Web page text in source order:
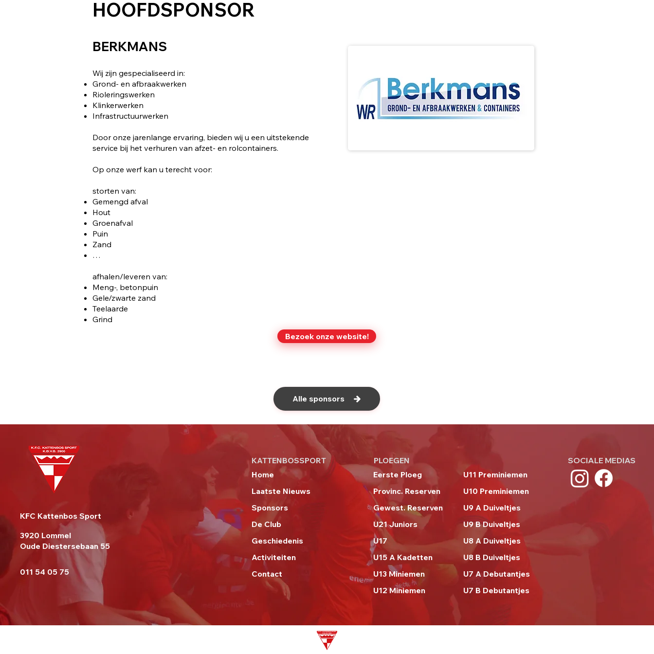
HOOFDSPONSOR
BERKMANS
Wij zijn gespecialiseerd in:
Grond- en afbraakwerken
Rioleringswerken
Klinkerwerken
Infrastructuurwerken
Door onze jarenlange ervaring, bieden wij u een uitstekende
service bij het verhuren van afzet- en rolcontainers.
Op onze werf kan u terecht voor:
storten van:
Gemengd afval
Hout
Groenafval
Puin
Zand
…
afhalen/leveren van:
Meng-, betonpuin
Gele/zwarte zand
Teelaarde
Grind
Bezoek onze website!
Alle sponsors
KFC Kattenbos Sport
3920 Lommel
Oude Diestersebaan 55
011 54 05 75
KATTENBOSSPORT
Home
Laatste Nieuws
Sponsors
De Club
Geschiedenis
Activiteiten
Contact
PLOEGEN
Eerste Ploeg
Provinc. Reserven
Gewest. Reserven
U21 Juniors
U17
U15 A Kadetten
U13 Miniemen
U12 Miniemen
U11 Preminiemen
U10 Preminiemen
U9 A Duiveltjes
U9 B Duiveltjes
U8 A Duiveltjes
U8 B Duiveltjes
U7 A Debutantjes
U7 B Debutantjes
SOCIALE MEDIAS